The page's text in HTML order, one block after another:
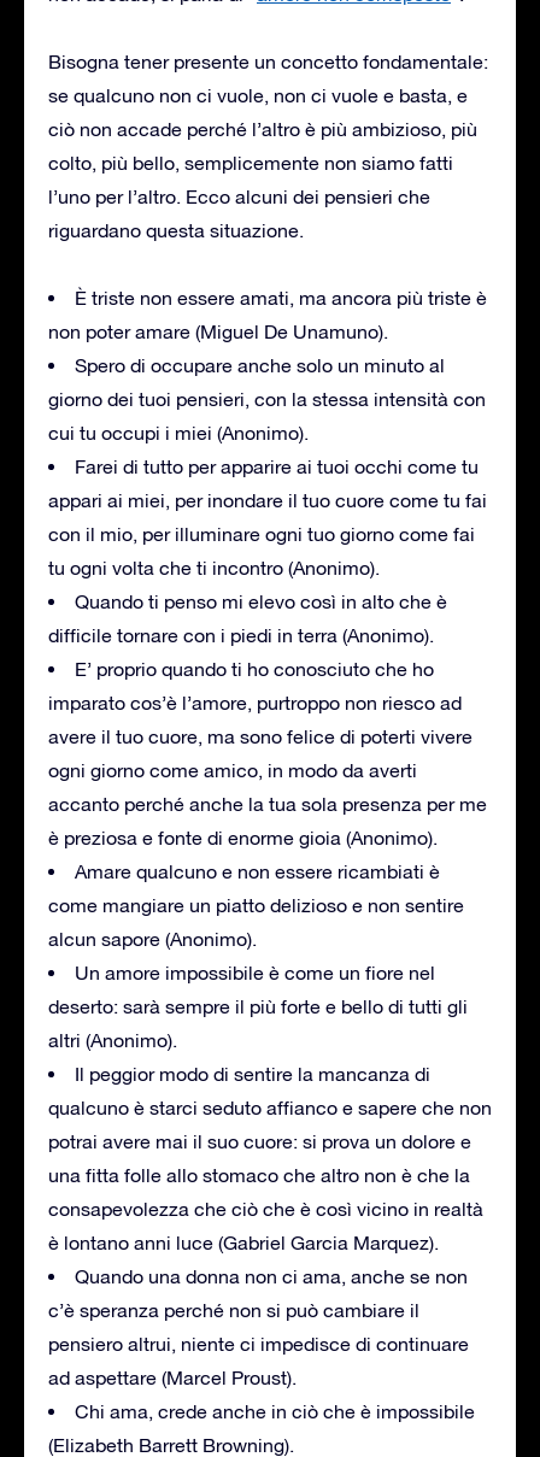
Bisogna tener presente un concetto fondamentale:
se qualcuno non ci vuole, non ci vuole e basta, e
ciò non accade perché l’altro è più ambizioso, più
colto, più bello, semplicemente non siamo fatti
l’uno per l’altro. Ecco alcuni dei pensieri che
riguardano questa situazione.
È triste non essere amati, ma ancora più triste è
non poter amare (Miguel De Unamuno).
Spero di occupare anche solo un minuto al
giorno dei tuoi pensieri, con la stessa intensità con
cui tu occupi i miei (Anonimo).
Farei di tutto per apparire ai tuoi occhi come tu
appari ai miei, per inondare il tuo cuore come tu fai
con il mio, per illuminare ogni tuo giorno come fai
tu ogni volta che ti incontro (Anonimo).
Quando ti penso mi elevo così in alto che è
difficile tornare con i piedi in terra (Anonimo).
E’ proprio quando ti ho conosciuto che ho
imparato cos’è l’amore, purtroppo non riesco ad
avere il tuo cuore, ma sono felice di poterti vivere
ogni giorno come amico, in modo da averti
accanto perché anche la tua sola presenza per me
è preziosa e fonte di enorme gioia (Anonimo).
Amare qualcuno e non essere ricambiati è
come mangiare un piatto delizioso e non sentire
alcun sapore (Anonimo).
Un amore impossibile è come un fiore nel
deserto: sarà sempre il più forte e bello di tutti gli
altri (Anonimo).
Il peggior modo di sentire la mancanza di
qualcuno è starci seduto affianco e sapere che non
potrai avere mai il suo cuore: si prova un dolore e
una fitta folle allo stomaco che altro non è che la
consapevolezza che ciò che è così vicino in realtà
è lontano anni luce (Gabriel Garcia Marquez).
Quando una donna non ci ama, anche se non
c’è speranza perché non si può cambiare il
pensiero altrui, niente ci impedisce di continuare
ad aspettare (Marcel Proust).
Chi ama, crede anche in ciò che è impossibile
(Elizabeth Barrett Browning).